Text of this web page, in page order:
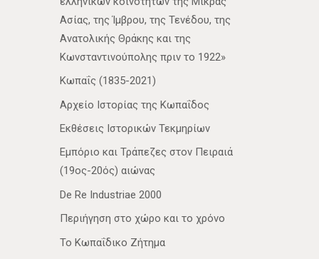
Ασίας, της Ίμβρου, της Τενέδου, της
Ανατολικής Θράκης και της
Κωνσταντινούπολης πριν το 1922»
Κωπαΐς (1835-2021)
Αρχείο Ιστορίας της Κωπαΐδος
Εκθέσεις Ιστορικών Τεκμηρίων
Εμπόριο και Τράπεζες στον Πειραιά
(19ος-20ός) αιώνας
De Re Industriae 2000
Περιήγηση στο χώρο και το χρόνο
Το Κωπαΐδικο Ζήτημα